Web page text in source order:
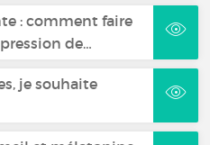
: comment faire
de…
je souhaite